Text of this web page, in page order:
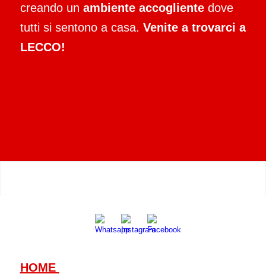
creando un ambiente accoglientedove
tutti si sentono a casa. Venite a trovarci a
LECCO!
HOME